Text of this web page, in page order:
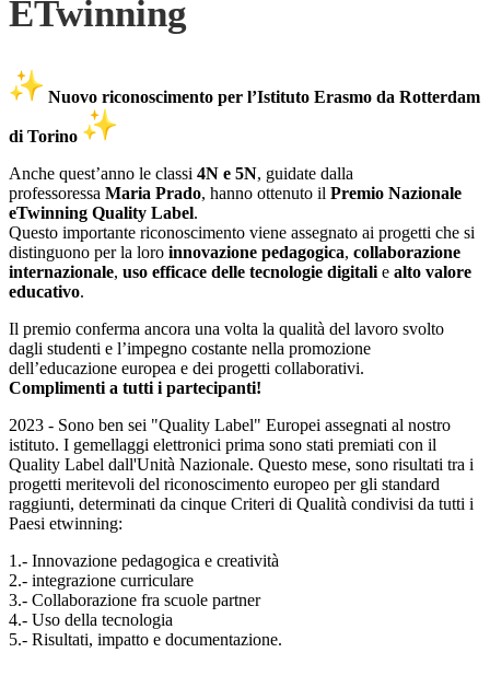
ETwinning
Nuovo riconoscimento per l’Istituto Erasmo da Rotterdam
di Torino
Anche quest’anno le classi 4N e 5N, guidate dalla
professoressa Maria Prado, hanno ottenuto il Premio Nazionale
eTwinning Quality Label.
Questo importante riconoscimento viene assegnato ai progetti che si
distinguono per la loro innovazione pedagogica, collaborazione
internazionale, uso efficace delle tecnologie digitali e alto valore
educativo.
Il premio conferma ancora una volta la qualità del lavoro svolto
dagli studenti e l’impegno costante nella promozione
dell’educazione europea e dei progetti collaborativi.
Complimenti a tutti i partecipanti!
2023 - Sono ben sei "Quality Label" Europei assegnati al nostro
istituto. I gemellaggi elettronici prima sono stati premiati con il
Quality Label dall'Unità Nazionale. Questo mese, sono risultati tra i
progetti meritevoli del riconoscimento europeo per gli standard
raggiunti, determinati da cinque Criteri di Qualità condivisi da tutti i
Paesi etwinning:
1.- Innovazione pedagogica e creatività
2.- integrazione curriculare
3.- Collaborazione fra scuole partner
4.- Uso della tecnologia
5.- Risultati, impatto e documentazione.